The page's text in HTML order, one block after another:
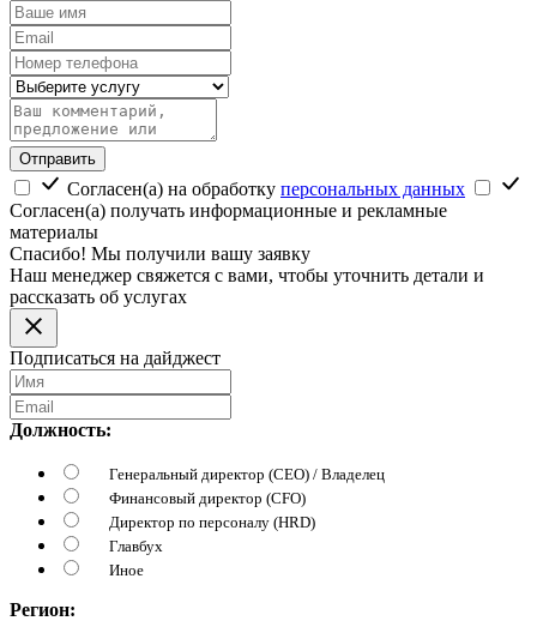
Отправить
Согласен(а) на обработку персональных данных
Согласен(а) получать информационные и рекламные
материалы
Спасибо! Мы получили вашу заявку
Наш менеджер свяжется с вами, чтобы уточнить детали и
рассказать об услугах
Подписаться на дайджест
Должность:
Генеральный директор (CEO) / Владелец
Финансовый директор (CFO)
Директор по персоналу (HRD)
Главбух
Иное
Регион: